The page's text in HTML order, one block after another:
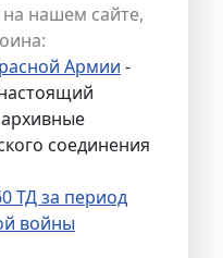
нашем сайте,
Армии -
соединения
ТД за период
войны